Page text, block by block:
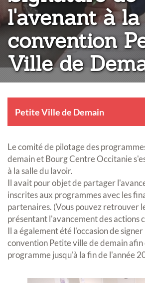
l'avenant à la
convention
Ville de
Petite Ville de Demain
Le comité de pilotage des
demain et Bourg Centre Occitanie
à la salle du lavoir.
Il avait pour objet de partager
inscrites aux programmes avec les
partenaires. (Vous pouvez retrouver
présentant l'avancement des actions
Il a également été l'occasion de
convention Petite ville de demain
programme jusqu'à la fin de l'année